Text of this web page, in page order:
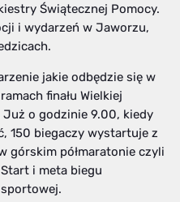
Świątecznej Pomocy.
i wydarzeń w Jaworzu,
jakie odbędzie się w
finału Wielkiej
Już o godzinie 9.00, kiedy
150 biegaczy wystartuje z
górskim półmaratonie czyli
i meta biegu